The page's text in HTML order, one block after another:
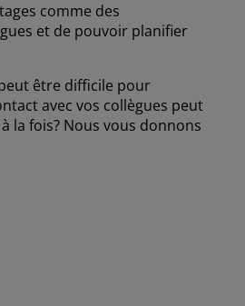
comme des
et de pouvoir planifier
être difficile pour
avec vos collègues peut
la fois? Nous vous donnons